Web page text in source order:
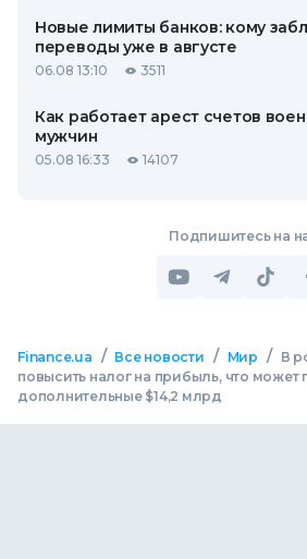
Новые лимиты банков: кому
переводы уже в августе
06.08 13:10 3511
Как работает арест счетов
мужчин
05.08 16:33 14107
Подпишитесь на
Finance.ua / Все новости / Мир /
В
повысить налог на прибыль, что может
дополнительные $14,2 млрд